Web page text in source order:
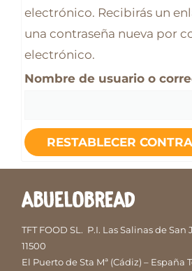
electrónico. Recibirás un
una contraseña nueva por
electrónico.
Nombre de usuario o
RESTABLECER
TFT FOOD SL. P.I. Las Salinas de San
11500
El Puerto de Sta Mª (Cádiz) – España